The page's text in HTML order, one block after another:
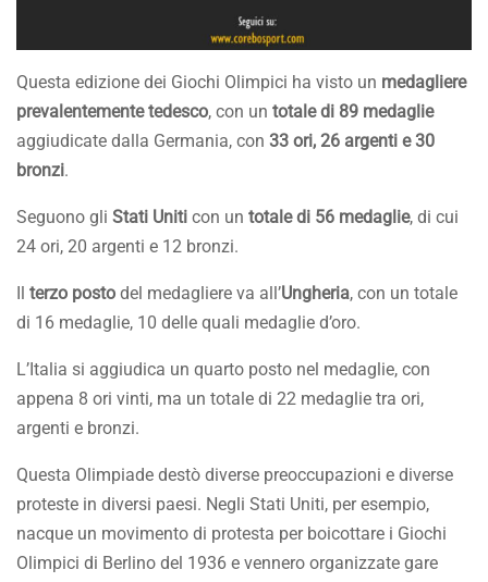
Questa edizione dei Giochi Olimpici ha visto un medagliere
prevalentemente tedesco, con un totale di 89 medaglie
aggiudicate dalla Germania, con 33 ori, 26 argenti e 30
bronzi.
Seguono gli Stati Uniti con un totale di 56 medaglie, di cui
24 ori, 20 argenti e 12 bronzi.
terzo posto del medagliere va all’Ungheria, con un totale
di 16 medaglie, 10 delle quali medaglie d’oro.
L’Italia si aggiudica un quarto posto nel medaglie, con
appena 8 ori vinti, ma un totale di 22 medaglie tra ori,
argenti e bronzi.
Questa Olimpiade destò diverse preoccupazioni e diverse
proteste in diversi paesi. Negli Stati Uniti, per esempio,
nacque un movimento di protesta per boicottare i Giochi
Olimpici di Berlino del 1936 e vennero organizzate gare